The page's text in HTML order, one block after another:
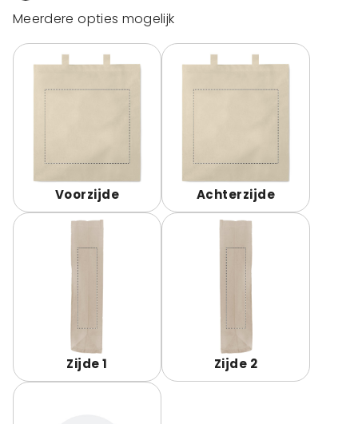
Meerdere opties mogelijk
Voorzijde Achterzijde
Zijde 1 Zijde 2